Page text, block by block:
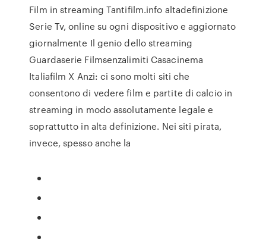
Film in streaming Tantifilm.info altadefinizione
Serie Tv, online su ogni dispositivo e aggiornato
giornalmente Il genio dello streaming
Guardaserie Filmsenzalimiti Casacinema
Italiafilm X Anzi: ci sono molti siti che
consentono di vedere film e partite di calcio in
streaming in modo assolutamente legale e
soprattutto in alta definizione. Nei siti pirata,
invece, spesso anche la